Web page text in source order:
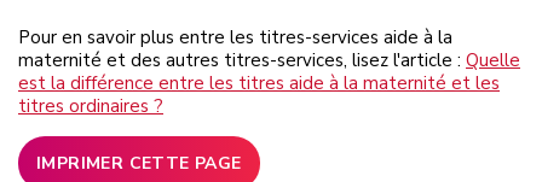
Pour en savoir plus entre les titres-services aide à la
maternité et des autres titres-services, lisez l'article : Quelle
est la différence entre les titres aide à la maternité et les
titres ordinaires ?
IMPRIMER CETTE PAGE